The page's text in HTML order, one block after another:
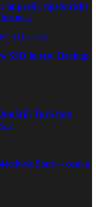
impresii, tips&tricks
le-am…
SSD în test. Backup
Tură foto
Sony – cum a